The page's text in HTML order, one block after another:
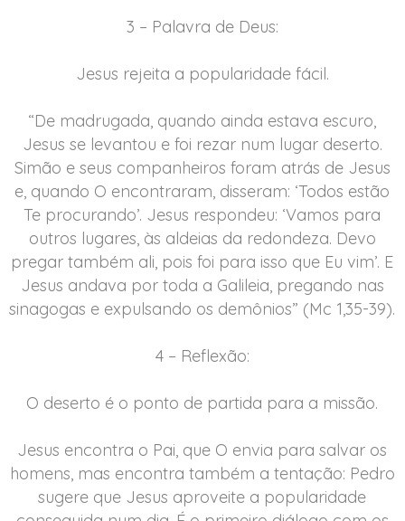
3 – Palavra de Deus:
Jesus rejeita a popularidade fácil.
“De madrugada, quando ainda estava escuro,
Jesus se levantou e foi rezar num lugar deserto.
Simão e seus companheiros foram atrás de Jesus
e, quando O encontraram, disseram: ‘Todos estão
Te procurando’. Jesus respondeu: ‘Vamos para
outros lugares, às aldeias da redondeza. Devo
pregar também ali, pois foi para isso que Eu vim’. E
Jesus andava por toda a Galileia, pregando nas
sinagogas e expulsando os demônios” (Mc 1,35-39).
4 – Reflexão:
O deserto é o ponto de partida para a missão.
Jesus encontra o Pai, que O envia para salvar os
homens, mas encontra também a tentação: Pedro
sugere que Jesus aproveite a popularidade